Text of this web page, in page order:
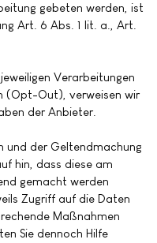
gebeten werden, ist
Art. 6 Abs. 1 lit. a., Art.
Verarbeitungen
(Opt-Out), verweisen wir
der Anbieter.
und der Geltendmachung
hin, dass diese am
gemacht werden
Zugriff auf die Daten
Maßnahmen
Sie dennoch Hilfe